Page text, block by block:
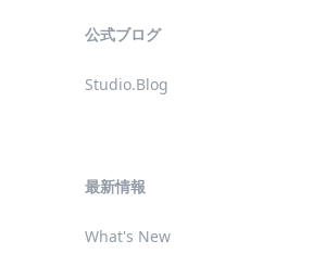
公式ブログ
Studio.Blog
最新情報
What's New